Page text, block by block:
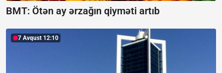
BMT: Ötən ay ərzağın qiyməti artıb
7 Avqust 12:10